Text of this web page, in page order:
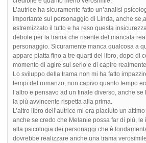
L’autrice ha sicuramente fatto un’analisi
importante sul personaggio di Linda, anche
estremizzato il tutto e ha reso questa
debole per la trama che risente del mancata
personaggio. Sicuramente manca qualcosa a
appare piatta fino a tre quarti del libro, dopo di
momento di agire sul serio e di capire
Lo sviluppo della trama non mi ha fatto
tempi del romanzo, non capivo quanto tempo
l’altro e pensavo ad un finale diverso, anche se
la più avvincente rispetta alla prima.
L’altro libro dell’autrice mi era piaciuto un
anche se credo che Melanie possa far di più, le
alla psicologia dei personaggi che è
dovrebbe realizzare anche una trama